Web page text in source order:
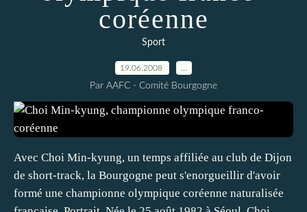
coréenne
Sport
19.06.2008
Par AAFC - Comité Bourgogne
Avec Choi Min-kyung, un temps affiliée au club de Dijon
de short-track, la Bourgogne peut s'enorgueillir d'avoir
formé une championne olympique coréenne naturalisée